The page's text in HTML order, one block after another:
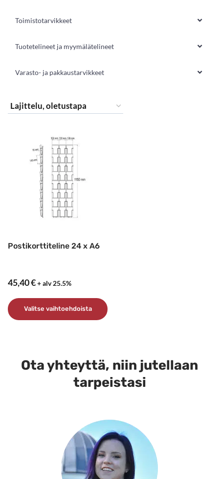
Postikorttiteline 24 x A6
45,40€+ alv 25.5%
Valitse vaihtoehdoista
useampi
Toimistotarvikkeet
Tuotetelineet ja myymälätelineet
Varasto- ja pakkaustarvikkeet
Ota yhteyttä, niin jutellaan
tarpeistasi